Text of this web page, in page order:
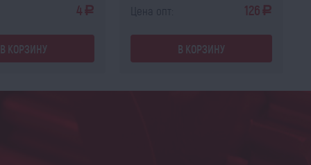
4 a
В КОРЗИНУ
Цена опт: 126 a
В КОРЗИНУ